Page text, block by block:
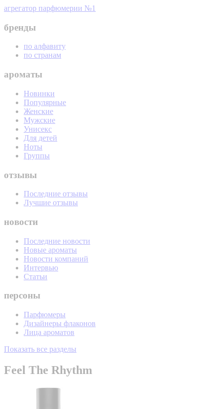
агрегатор парфюмерии №1
бренды
по алфавиту
по странам
ароматы
Новинки
Популярные
Женские
Мужские
Унисекс
Для детей
Ноты
Группы
отзывы
Последние отзывы
Лучшие отзывы
новости
Последние новости
Новые ароматы
Новости компаний
Интервью
Статьи
персоны
Парфюмеры
Дизайнеры флаконов
Лица ароматов
Показать все разделы
Feel The Rhythm